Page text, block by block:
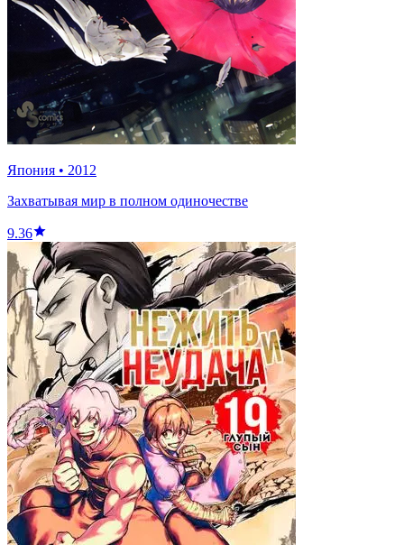
Япония • 2012
Захватывая мир в полном одиночестве
9.36